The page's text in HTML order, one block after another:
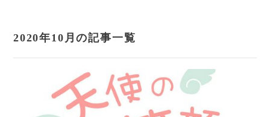
2020年10月の記事一覧